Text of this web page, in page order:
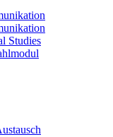
Studies